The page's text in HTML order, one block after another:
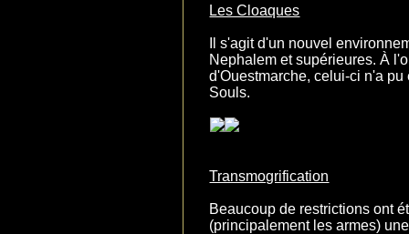
Les Cloaques
Il s'agit d'un nouvel
Nephalem et supérieures. À
d'Ouestmarche, celui-ci n'a
Souls.
Transmogrification
Beaucoup de restrictions ont
(principalement les armes)